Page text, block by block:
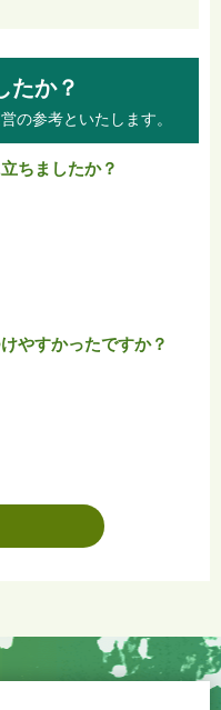
たか？
の参考といたします。
ちましたか？
やすかったですか？